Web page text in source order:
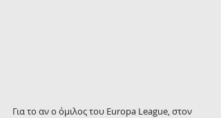
Για το αν ο όμιλος του Europa League, στον